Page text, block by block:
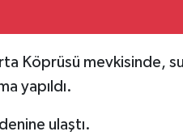
Köprüsü mevkisinde,
yapıldı.
ulaştı.